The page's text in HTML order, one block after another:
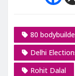
80
Delhi
Rohit Dalal